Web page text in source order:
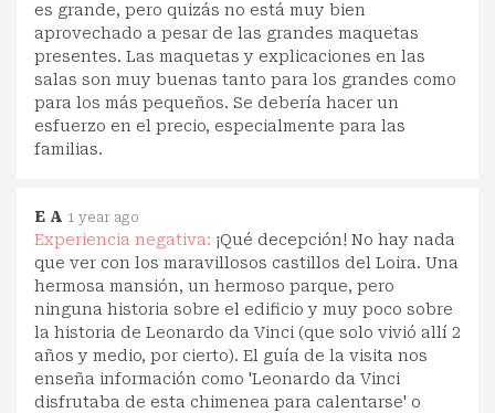
es grande, pero quizás no está muy bien
aprovechado a pesar de las grandes maquetas
presentes. Las maquetas y explicaciones en las
salas son muy buenas tanto para los grandes como
para los más pequeños. Se debería hacer un
esfuerzo en el precio, especialmente para las
familias.
E A 1 year ago
Experiencia negativa: ¡Qué decepción! No hay nada
que ver con los maravillosos castillos del Loira. Una
hermosa mansión, un hermoso parque, pero
ninguna historia sobre el edificio y muy poco sobre
la historia de Leonardo da Vinci (que solo vivió allí 2
años y medio, por cierto). El guía de la visita nos
enseña información como 'Leonardo da Vinci
disfrutaba de esta chimenea para calentarse' o